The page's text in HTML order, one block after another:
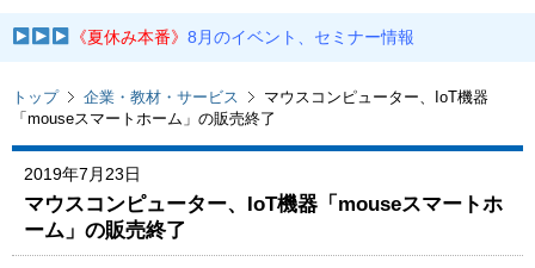
《夏休み本番》8月のイベント、セミナー情報
トップ 企業・教材・サービス
マウスコンピューター、IoT機器
「mouseスマートホーム」の販売終了
2019年7月23日
マウスコンピューター、IoT機器「mouseスマートホ
ーム」の販売終了